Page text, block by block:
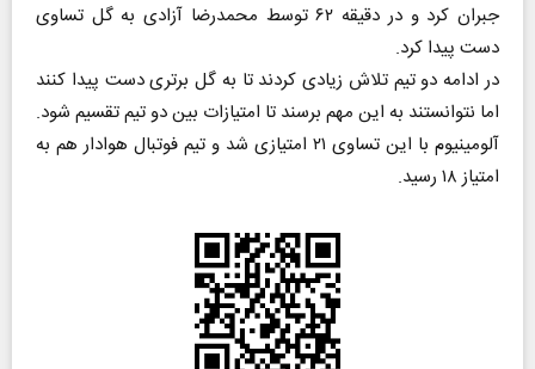
جبران کرد و در دقیقه ۶۲ توسط محمدرضا آزادی به گل تساوی
دست پیدا کرد.
در ادامه دو تیم تلاش زیادی کردند تا به گل برتری دست پیدا کنند
اما نتوانستند به این مهم برسند تا امتیازات بین دو تیم تقسیم شود.
آلومینیوم با این تساوی ۲۱ امتیازی شد و تیم فوتبال هوادار هم به
امتیاز ۱۸ رسید.